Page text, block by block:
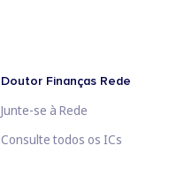
Doutor Finanças Rede
Junte-se à Rede
Consulte todos os ICs